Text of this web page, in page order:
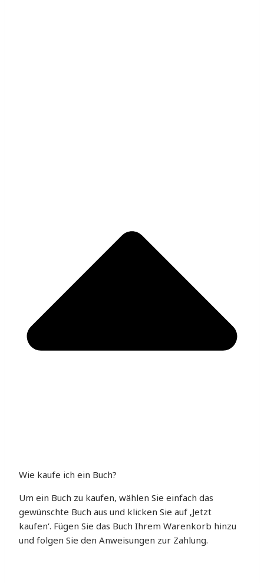
Wie kaufe ich ein Buch?
Um ein Buch zu kaufen, wählen Sie einfach das
gewünschte Buch aus und klicken Sie auf ‚Jetzt
kaufen‘. Fügen Sie das Buch Ihrem Warenkorb hinzu
und folgen Sie den Anweisungen zur Zahlung.